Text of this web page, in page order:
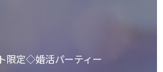
限定◇婚活パーティー